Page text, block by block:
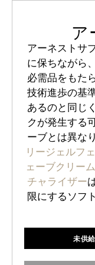
ア
アーネストサ
に保ちながら
必需品をもた
技術進歩の基
あるのと同じ
クが発生する
ーブとは異な
リージェルフ
ェーブクリーム
チャライザー
限にするソフ
未供